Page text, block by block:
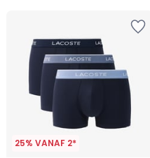
25% VANAF 2*